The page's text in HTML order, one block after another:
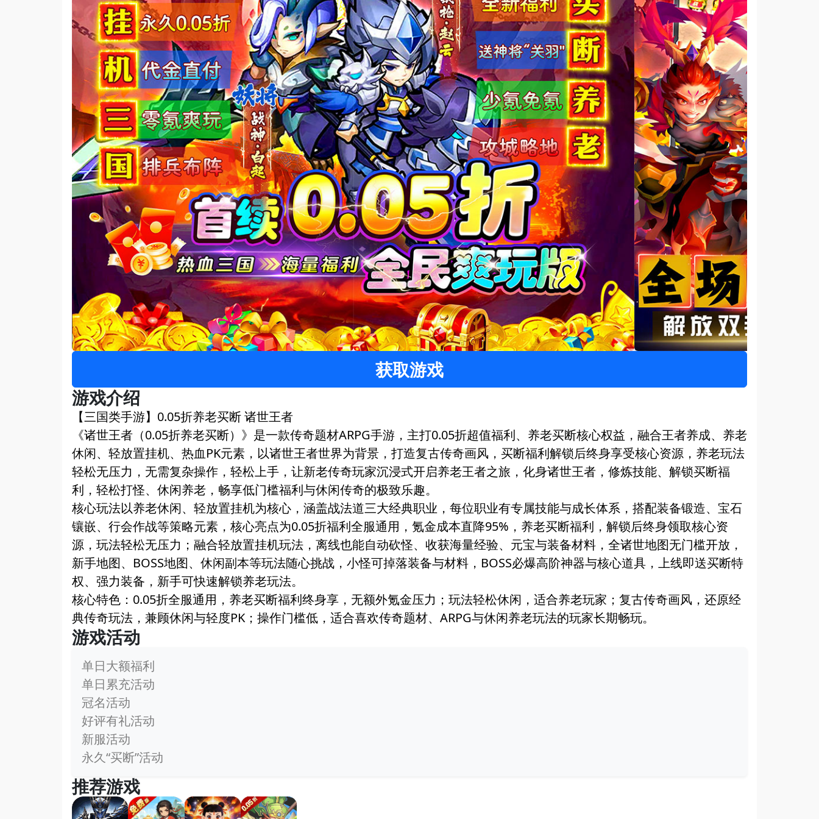
获取游戏
游戏介绍
【三国类手游】0.05折养老买断 诸世王者
《诸世王者（0.05折养老买断）》是一款传奇题材ARPG手游，主打0.05折超值福利、养老买断核心权益，融合王者养成、养老
休闲、轻放置挂机、热血PK元素，以诸世王者世界为背景，打造复古传奇画风，买断福利解锁后终身享受核心资源，养老玩法
轻松无压力，无需复杂操作，轻松上手，让新老传奇玩家沉浸式开启养老王者之旅，化身诸世王者，修炼技能、解锁买断福
利，轻松打怪、休闲养老，畅享低门槛福利与休闲传奇的极致乐趣。
核心玩法以养老休闲、轻放置挂机为核心，涵盖战法道三大经典职业，每位职业有专属技能与成长体系，搭配装备锻造、宝石
镶嵌、行会作战等策略元素，核心亮点为0.05折福利全服通用，氪金成本直降95%，养老买断福利，解锁后终身领取核心资
源，玩法轻松无压力；融合轻放置挂机玩法，离线也能自动砍怪、收获海量经验、元宝与装备材料，全诸世地图无门槛开放，
新手地图、BOSS地图、休闲副本等玩法随心挑战，小怪可掉落装备与材料，BOSS必爆高阶神器与核心道具，上线即送买断特
权、强力装备，新手可快速解锁养老玩法。
核心特色：0.05折全服通用，养老买断福利终身享，无额外氪金压力；玩法轻松休闲，适合养老玩家；复古传奇画风，还原经
典传奇玩法，兼顾休闲与轻度PK；操作门槛低，适合喜欢传奇题材、ARPG与休闲养老玩法的玩家长期畅玩。
游戏活动
单日大额福利
单日累充活动
冠名活动
好评有礼活动
新服活动
永久“买断”活动
推荐游戏